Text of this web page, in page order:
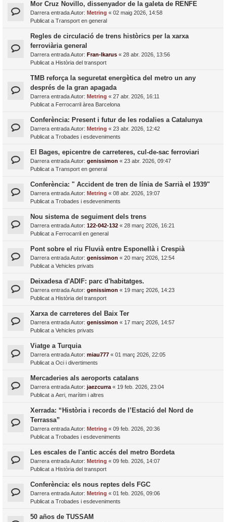
Mor Cruz Novillo, dissenyador de la galeta de RENFE
Darrera entrada Autor: Metring « 02 maig 2026, 14:58
Publicat a Transport en general
Regles de circulació de trens històrics per la xarxa
ferroviària general
Darrera entrada Autor: Fran-Ikarus « 28 abr. 2026, 13:56
Publicat a Història del transport
TMB reforça la seguretat energètica del metro un any
després de la gran apagada
Darrera entrada Autor: Metring « 27 abr. 2026, 16:11
Publicat a Ferrocarril àrea Barcelona
Conferència: Present i futur de les rodalies a Catalunya
Darrera entrada Autor: Metring « 23 abr. 2026, 12:42
Publicat a Trobades i esdeveniments
El Bages, epicentre de carreteres, cul-de-sac ferroviari
Darrera entrada Autor: genissimon « 23 abr. 2026, 09:47
Publicat a Transport en general
Conferència: " Accident de tren de línia de Sarrià el 1939"
Darrera entrada Autor: Metring « 08 abr. 2026, 19:07
Publicat a Trobades i esdeveniments
Nou sistema de seguiment dels trens
Darrera entrada Autor: 122-042-132 « 28 març 2026, 16:21
Publicat a Ferrocarril en general
Pont sobre el riu Fluvià entre Esponellà i Crespià
Darrera entrada Autor: genissimon « 20 març 2026, 12:54
Publicat a Vehicles privats
Deixadesa d'ADIF: parc d'habitatges.
Darrera entrada Autor: genissimon « 19 març 2026, 14:23
Publicat a Història del transport
Xarxa de carreteres del Baix Ter
Darrera entrada Autor: genissimon « 17 març 2026, 14:57
Publicat a Vehicles privats
Viatge a Turquia
Darrera entrada Autor: miau777 « 01 març 2026, 22:05
Publicat a Oci i divertiments
Mercaderies als aeroports catalans
Darrera entrada Autor: jaezcurra « 19 feb. 2026, 23:04
Publicat a Aeri, marítim i altres
Xerrada: “Història i records de l’Estació del Nord de
Terrassa”
Darrera entrada Autor: Metring « 09 feb. 2026, 20:36
Publicat a Trobades i esdeveniments
Les escales de l'antic accés del metro Bordeta
Darrera entrada Autor: Metring « 09 feb. 2026, 14:07
Publicat a Història del transport
Conferència: els nous reptes dels FGC
Darrera entrada Autor: Metring « 01 feb. 2026, 09:06
Publicat a Trobades i esdeveniments
50 años de TUSSAM